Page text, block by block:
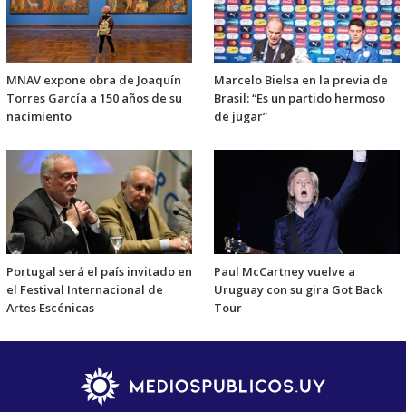
MNAV expone obra de Joaquín
Torres García a 150 años de su
nacimiento
Marcelo Bielsa en la previa de
Brasil: “Es un partido hermoso
de jugar”
Portugal será el país invitado en
el Festival Internacional de
Artes Escénicas
Paul McCartney vuelve a
Uruguay con su gira Got Back
Tour